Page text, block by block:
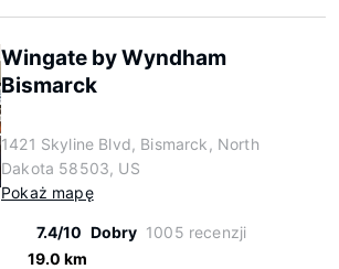
Wingate by Wyndham
Bismarck
1421 Skyline Blvd, Bismarck, North
Dakota 58503, US
Pokaż mapę
7.4/10 Dobry 1005 recenzji
19.0 km